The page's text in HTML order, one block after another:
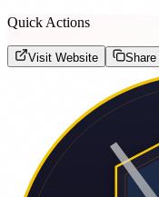
Quick Actions
Visit Website Share